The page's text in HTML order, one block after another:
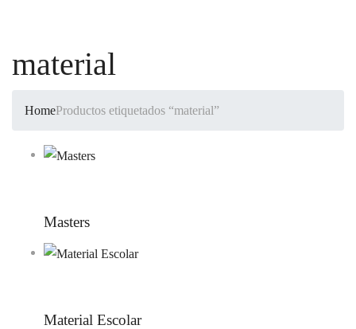
material
HomeProductos etiquetados “material”
Masters
Material Escolar